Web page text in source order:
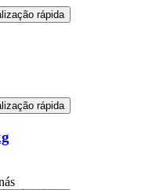
rápida
rápida